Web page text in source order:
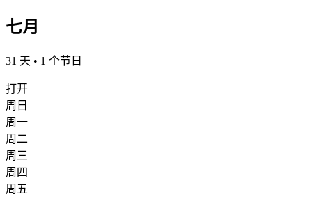
七月
31 天 • 1 个节日
打开
周日
周一
周二
周三
周四
周五